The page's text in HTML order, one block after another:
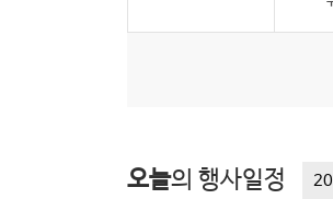
오늘의 행사일정